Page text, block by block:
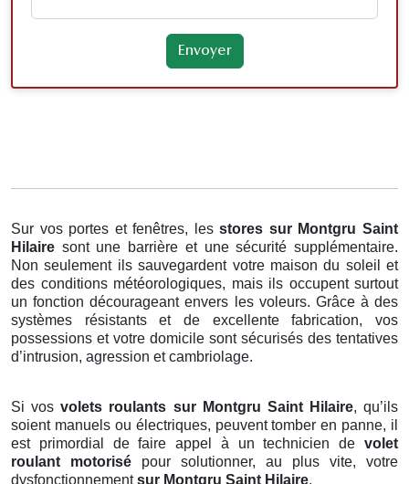
Sur vos portes et fenêtres, lesstores sur Montgru Saint
Hilaire sont une barrière et une sécurité supplémentaire.
Non seulement ils sauvegardent votre maison du soleil et
des conditions météorologiques, mais ils occupent surtout
un fonction décourageant envers les voleurs. Grâce à des
systèmes résistants et de excellente fabrication, vos
possessions et votre domicile sont sécurisés des tentatives
d’intrusion, agression et cambriolage.
Si vosvolets roulants sur Montgru Saint Hilaire, qu’ils
soient manuels ou électriques, peuvent tomber en panne, il
est primordial de faire appel à un technicien de volet
roulant motorisé pour solutionner, au plus vite, votre
dysfonctionnementsur Montgru Saint Hilaire.